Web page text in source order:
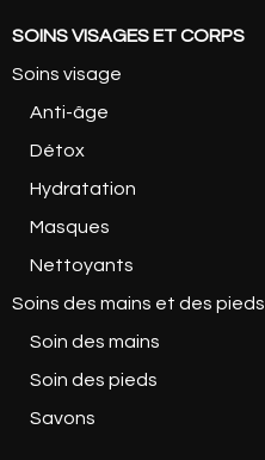
SOINS VISAGES ET CORPS
Soins visage
Anti-âge
Détox
Hydratation
Masques
Nettoyants
Soins des mains et des pieds
Soin des mains
Soin des pieds
Savons